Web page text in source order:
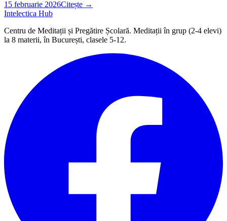
15 februarie 2026Citește →
Intelectica Hub
Centru de Meditații și Pregătire Școlară. Meditații în grup (2‑4 elevi)
la 8 materii, în București, clasele 5‑12.